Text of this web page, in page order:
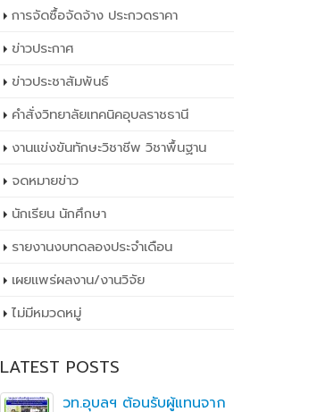
การจัดซื้อจัดจ้าง ประกวดราคา
ข่าวประกาศ
ข่าวประชาสัมพันธ์
คำสั่งวิทยาลัยเทคนิคอุบลราชธานี
งานแข่งขันทักษะวิชาชีพ วิชาพื้นฐาน
จดหมายข่าว
นักเรียน นักศึกษา
รายงานงบทดลองประจำเดือน
เผยเเพร่ผลงาน/งานวิจัย
ไม่มีหมวดหมู่
LATEST POSTS
วท.อุบลฯ ต้อนรับผู้แทนจาก